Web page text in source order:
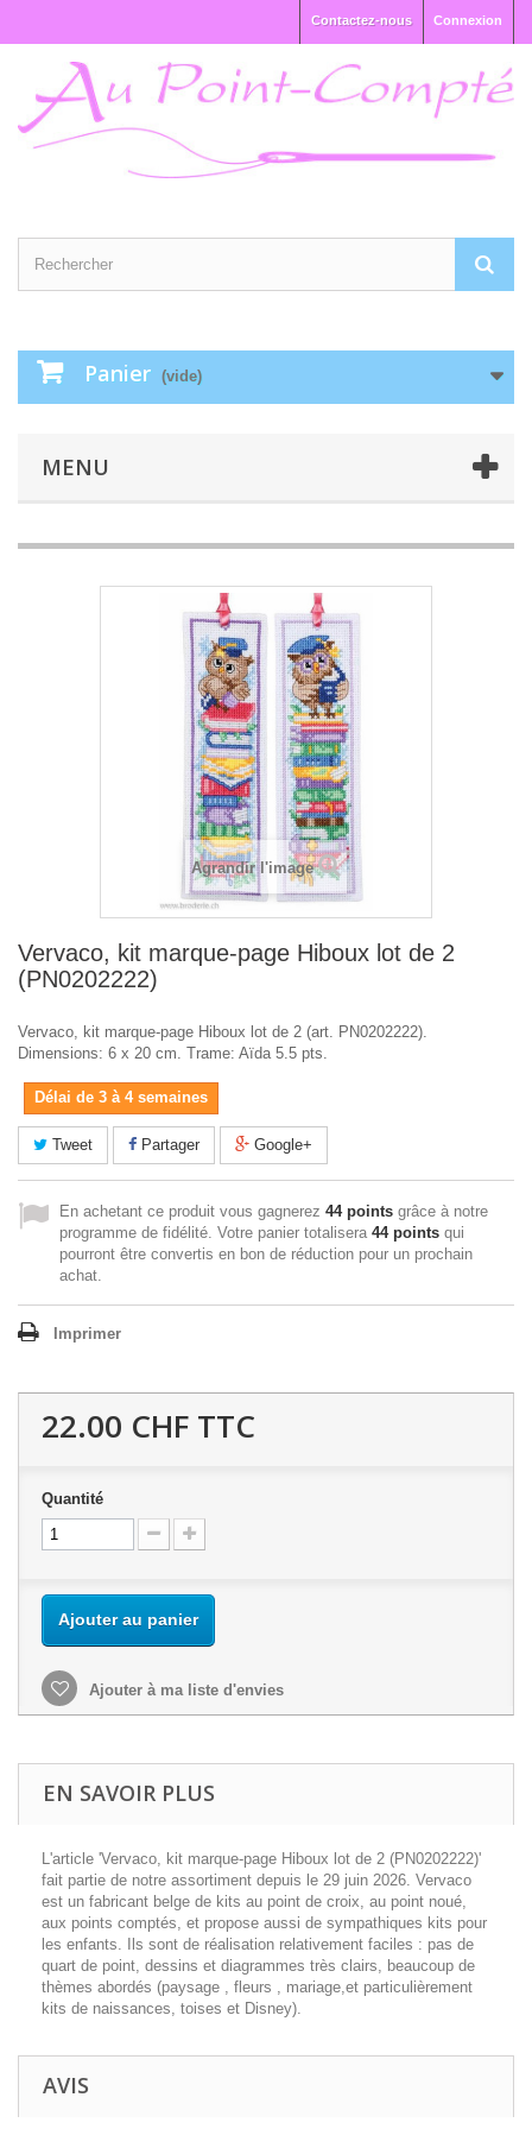
Connexion
Contactez-nous
Panier (vide)
MENU
Agrandir l'image
Vervaco, kit marque-page Hiboux lot de 2
(PN0202222)
Vervaco, kit marque-page Hiboux lot de 2 (art. PN0202222).
Dimensions: 6 x 20 cm. Trame: Aïda 5.5 pts.
Délai de 3 à 4 semaines
Tweet Partager Google+
En achetant ce produit vous gagnerez 44 points grâce à notre
programme de fidélité. Votre panier totalisera 44 points qui
pourront être convertis en bon de réduction pour un prochain
achat.
Imprimer
22.00 CHF TTC
Quantité
Ajouter au panier
Ajouter à ma liste d'envies
EN SAVOIR PLUS
L'article 'Vervaco, kit marque-page Hiboux lot de 2 (PN0202222)'
fait partie de notre assortiment depuis le 29 juin 2026. Vervaco
est un fabricant belge de kits au point de croix, au point noué,
aux points comptés, et propose aussi de sympathiques kits pour
les enfants. Ils sont de réalisation relativement faciles : pas de
quart de point, dessins et diagrammes très clairs, beaucoup de
thèmes abordés (paysage , fleurs , mariage,et particulièrement
kits de naissances, toises et Disney).
AVIS